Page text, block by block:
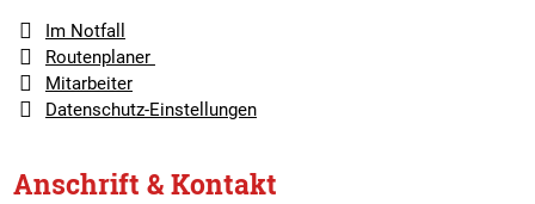
Im Notfall
Routenplaner
Mitarbeiter
Datenschutz-Einstellungen
Anschrift & Kontakt